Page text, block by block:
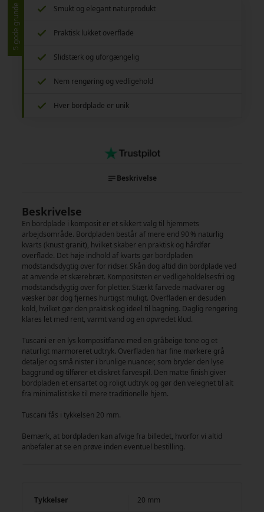
5 gode grunde Smukt og elegant naturprodukt
Praktisk lukket overflade
Slidstærk og uforgængelig
Nem rengøring og vedligehold
Hver bordplade er unik
Beskrivelse
Beskrivelse
En bordplade i komposit er et sikkert valg til hjemmets
arbejdsområde. Bordpladen består af mere end 90 % naturlig
kvarts (knust granit), hvilket skaber en praktisk og hårdfør
overflade. Det høje indhold af kvarts gør bordpladen
modstandsdygtig over for ridser. Skån dog altid din bordplade ved
at anvende et skærebræt. Kompositsten er vedligeholdelsesfri og
modstandsdygtig over for pletter. Stærkt farvede madvarer og
væsker bør dog fjernes hurtigst muligt. Overfladen er desuden
kold, hvilket gør den praktisk og ideel til bagning. Daglig rengøring
klares let med rent, varmt vand og en opvredet klud.
Tuscani er en lys kompositfarve med en gråbeige tone og et
naturligt marmoreret udtryk. Overfladen har fine mørkere grå
detaljer og små nister i brunlige nuancer, som bryder den lyse
baggrund og tilfører et diskret farvespil. Den matte finish giver
bordpladen et ensartet og roligt udtryk og gør den velegnet til alt
fra minimalistiske til mere traditionelle hjem.
Tuscani fås i tykkelsen 20 mm.
Bemærk, at bordpladen kan afvige fra billedet, hvorfor vi altid
anbefaler at se en prøve inden eventuel bestilling.
Tykkelser 20 mm